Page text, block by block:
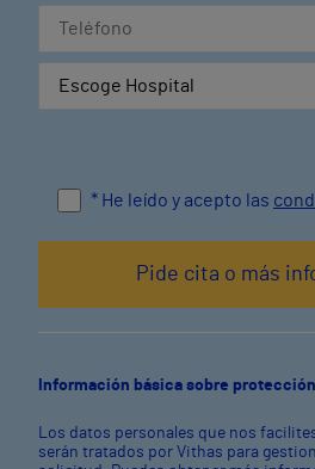
* He leído y acepto las
Información básica sobre
Los datos personales que nos
serán tratados por Vithas para